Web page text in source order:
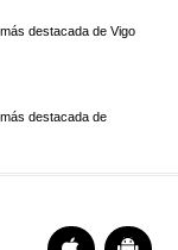
destacada de Vigo
destacada de